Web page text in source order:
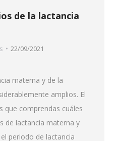
de la lactancia
22/09/2021
materna y de la
amplios. El
que comprendas cuáles
de lactancia materna y
periodo de lactancia